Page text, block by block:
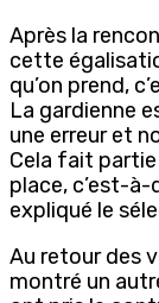
Après la
cette
qu’on prend,
La gardienne
une erreur et
Cela fait partie
place, c’est-à-
expliqué le
Au retour des
montré un